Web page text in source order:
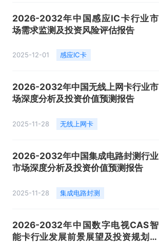
2026-2032年中国感应IC卡行业市
场需求监测及投资风险评估报告
2025-12-01 感应IC卡
2026-2032年中国无线上网卡行业市
场深度分析及投资价值预测报告
2025-11-28 无线上网卡
2026-2032年中国集成电路封测行业
市场深度分析及投资价值预测报告
2025-11-28 集成电路封测
2026-2032年中国数字电视CAS智
能卡行业发展前景展望及投资规划建